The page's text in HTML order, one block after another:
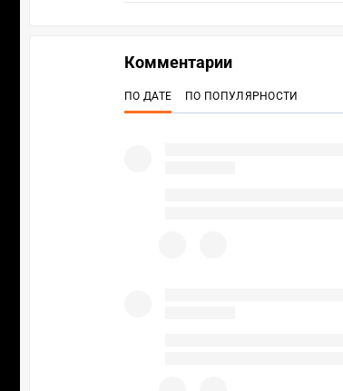
Комментарии
ПО ДАТЕ ПО ПОПУЛЯРНОСТИ